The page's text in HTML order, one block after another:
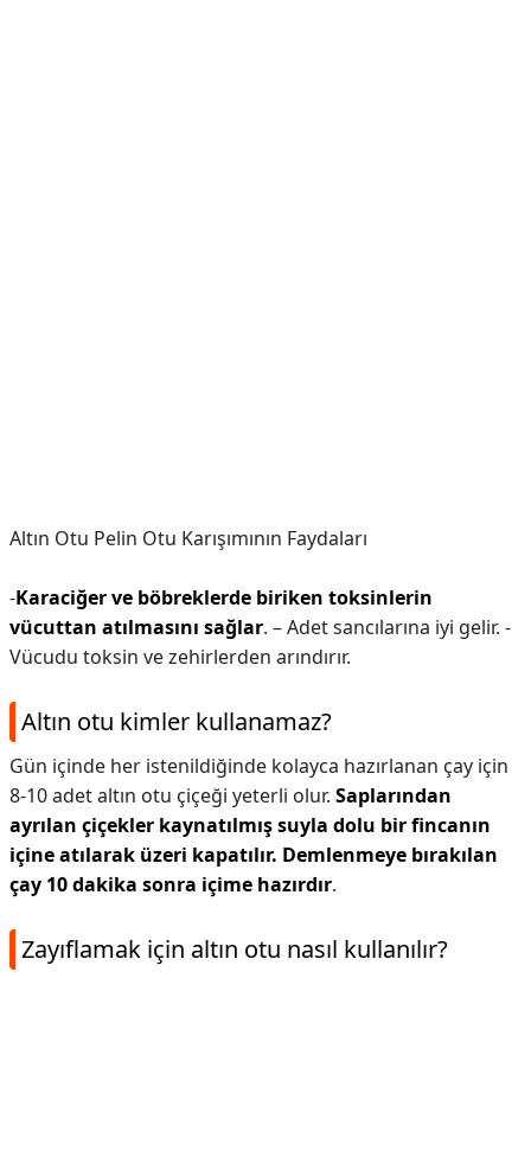
Altın Otu Pelin Otu Karışımının Faydaları
-Karaciğer ve böbreklerde biriken toksinlerin
vücuttan atılmasını sağlar. – Adet sancılarına iyi gelir. -
Vücudu toksin ve zehirlerden arındırır.
Altın otu kimler kullanamaz?
Gün içinde her istenildiğinde kolayca hazırlanan çay için
8-10 adet altın otu çiçeği yeterli olur. Saplarından
ayrılan çiçekler kaynatılmış suyla dolu bir fincanın
içine atılarak üzeri kapatılır. Demlenmeye bırakılan
çay 10 dakika sonra içime hazırdır.
Zayıflamak için altın otu nasıl kullanılır?